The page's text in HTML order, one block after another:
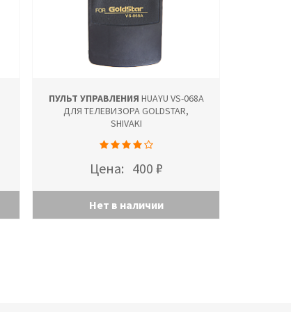
ПУЛЬТ УПРАВЛЕНИЯ HUAYU VS-068A
ДЛЯ ТЕЛЕВИЗОРА GOLDSTAR,
SHIVAKI
Цена: 400 ₽
Нет в наличии